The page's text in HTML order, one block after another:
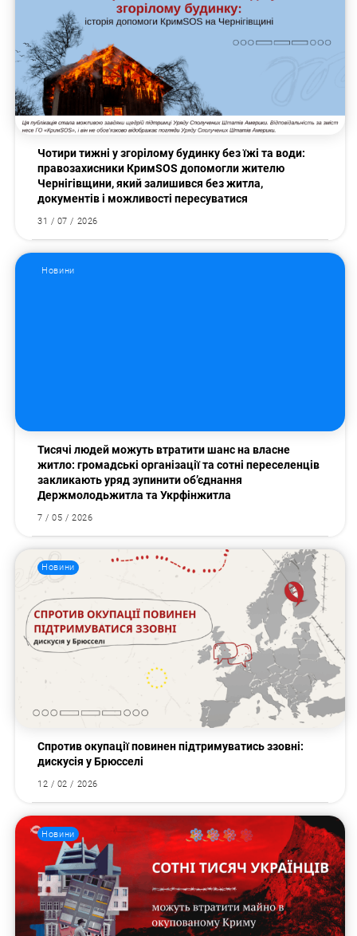
Пошук за запитом:
Чотири тижні у згорілому будинку без їжі та води:
правозахисники КримSOS допомогли жителю
Чернігівщини, який залишився без житла,
документів і можливості пересуватися
31 / 07 / 2026
Новини
Тисячі людей можуть втратити шанс на власне
житло: громадські організації та сотні переселенців
закликають уряд зупинити об’єднання
Держмолодьжитла та Укрфінжитла
7 / 05 / 2026
Новини
Спротив окупації повинен підтримуватись ззовні:
дискусія у Брюсселі
12 / 02 / 2026
Новини